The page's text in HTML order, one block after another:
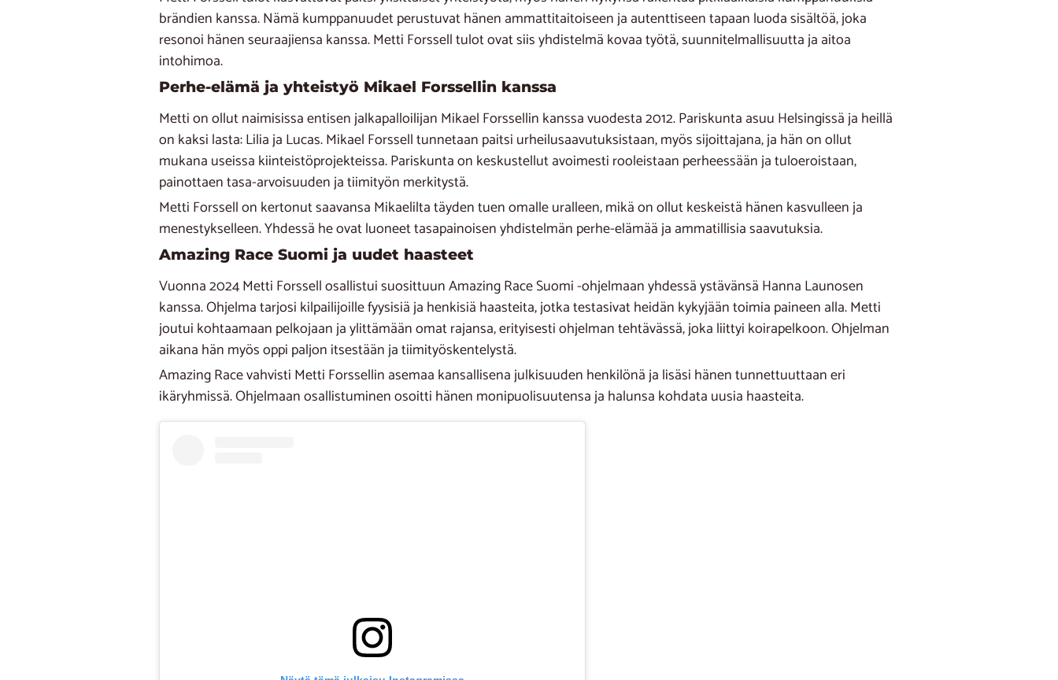
brändien kanssa. Nämä kumppanuudet perustuvat hänen ammattitaitoiseen ja autenttiseen tapaan luoda sisältöä, joka
resonoi hänen seuraajiensa kanssa. Metti Forssell tulot ovat siis yhdistelmä kovaa työtä, suunnitelmallisuutta ja aitoa
intohimoa.
Perhe-elämä ja yhteistyö Mikael Forssellin kanssa
Metti on ollut naimisissa entisen jalkapalloilijan Mikael Forssellin kanssa vuodesta 2012. Pariskunta asuu Helsingissä ja heillä
on kaksi lasta: Lilia ja Lucas. Mikael Forssell tunnetaan paitsi urheilusaavutuksistaan, myös sijoittajana, ja hän on ollut
mukana useissa kiinteistöprojekteissa. Pariskunta on keskustellut avoimesti rooleistaan perheessään ja tuloeroistaan,
painottaen tasa-arvoisuuden ja tiimityön merkitystä.
Metti Forssell on kertonut saavansa Mikaelilta täyden tuen omalle uralleen, mikä on ollut keskeistä hänen kasvulleen ja
menestykselleen. Yhdessä he ovat luoneet tasapainoisen yhdistelmän perhe-elämää ja ammatillisia saavutuksia.
Amazing Race Suomi ja uudet haasteet
Vuonna 2024 Metti Forssell osallistui suosittuun Amazing Race Suomi -ohjelmaan yhdessä ystävänsä Hanna Launosen
kanssa. Ohjelma tarjosi kilpailijoille fyysisiä ja henkisiä haasteita, jotka testasivat heidän kykyjään toimia paineen alla. Metti
joutui kohtaamaan pelkojaan ja ylittämään omat rajansa, erityisesti ohjelman tehtävässä, joka liittyi koirapelkoon. Ohjelman
aikana hän myös oppi paljon itsestään ja tiimityöskentelystä.
Amazing Race vahvisti Metti Forssellin asemaa kansallisena julkisuuden henkilönä ja lisäsi hänen tunnettuuttaan eri
ikäryhmissä. Ohjelmaan osallistuminen osoitti hänen monipuolisuutensa ja halunsa kohdata uusia haasteita.